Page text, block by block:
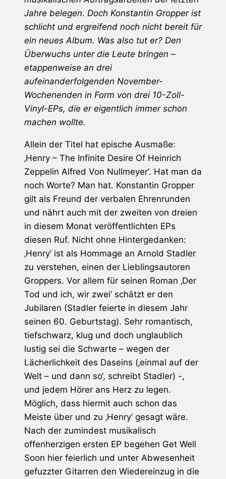
Jahre belegen. Doch Konstantin Gropper ist
schlicht und ergreifend noch nicht bereit für
ein neues Album. Was also tut er? Den
Überwuchs unter die Leute bringen –
etappenweise an drei
aufeinanderfolgenden November-
Wochenenden in Form von drei 10-Zoll-
Vinyl-EPs, die er eigentlich immer schon
machen wollte.
Allein der Titel hat epische Ausmaße:
‚Henry – The Infinite Desire Of Heinrich
Zeppelin Alfred Von Nullmeyer‘. Hat man da
noch Worte? Man hat. Konstantin Gropper
gilt als Freund der verbalen Ehrenrunden
und nährt auch mit der zweiten von dreien
in diesem Monat veröffentlichten EPs
diesen Ruf. Nicht ohne Hintergedanken:
‚Henry‘ ist als Hommage an Arnold Stadler
zu verstehen, einen der Lieblingsautoren
Groppers. Vor allem für seinen Roman ‚Der
Tod und ich, wir zwei‘ schätzt er den
Jubilaren (Stadler feierte in diesem Jahr
seinen 60. Geburtstag). Sehr romantisch,
tiefschwarz, klug und doch unglaublich
lustig sei die Schwarte – wegen der
Lächerlichkeit des Daseins (‚einmal auf der
Welt – und dann so‘, schreibt Stadler) -,
und jedem Hörer ans Herz zu legen.
Möglich, dass hiermit auch schon das
Meiste über und zu ‚Henry‘ gesagt wäre.
Nach der zumindest musikalisch
offenherzigen ersten EP begehen Get Well
Soon hier feierlich und unter Abwesenheit
gefuzzter Gitarren den Wiedereinzug in die